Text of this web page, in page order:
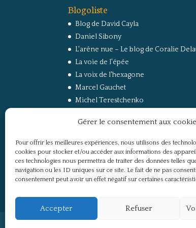
Gérer le consentement aux
Pour offrir les meilleures expériences, nous utilisons des
cookies pour stocker et/ou accéder aux informations des
ces technologies nous permettra de traiter des données telles
navigation ou les ID uniques sur ce site. Le fait de ne pas
consentement peut avoir un effet négatif sur certaines
Accepter Refuser
Blogoliste
Blog de David Cayla
Daniel Sibony
L'arêne nue – Le blog de Coralie
La voie de l'épée
La voix de l'hexagone
Marcel Gauchet
Michel Terestchenko
RussEurope – Le Carnet de Jacques
Secret Défense
Un regard sur la Russie